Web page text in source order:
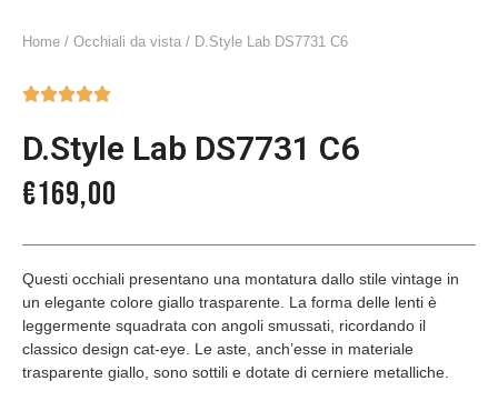
Home / Occhiali da vista / D.Style Lab DS7731 C6

D.Style Lab DS7731 C6
€169,00
Questi occhiali presentano una montatura dallo stile vintage in
un elegante colore giallo trasparente. La forma delle lenti è
leggermente squadrata con angoli smussati, ricordando il
classico design cat-eye. Le aste, anch’esse in materiale
trasparente giallo, sono sottili e dotate di cerniere metalliche.